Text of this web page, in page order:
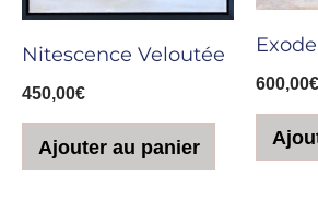
Nitescence Veloutée
450,00€
Ajouter au panier
600,00€